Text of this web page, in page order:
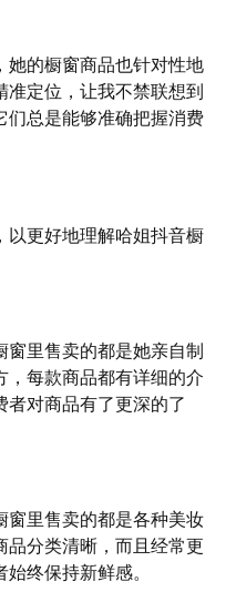
她的橱窗商品也针对性地
准定位，让我不禁联想到
们总是能够准确把握消费
以更好地理解哈姐抖音橱
窗里售卖的都是她亲自制
，每款商品都有详细的介
对商品有了更深的了
窗里售卖的都是各种美妆
品分类清晰，而且经常更
终保持新鲜感。